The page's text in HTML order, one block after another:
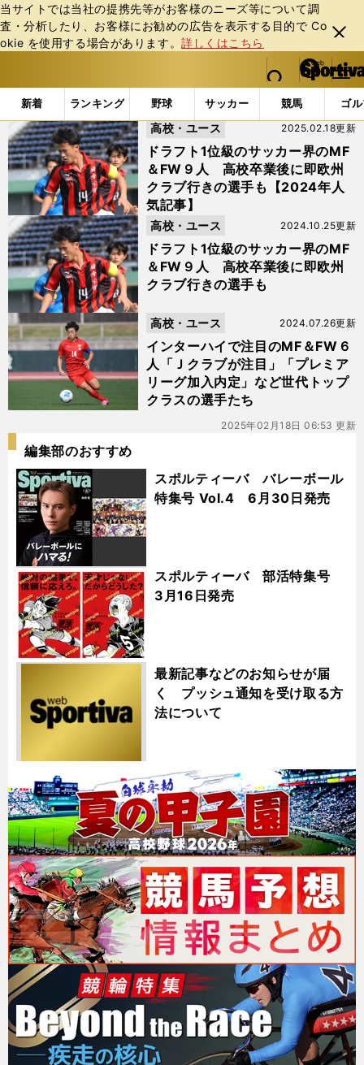
当サイトでは当社の提携先等がお客様のニーズ等について調
査・分析したり、お客様にお勧めの広告を表⽰する⽬的で Co
okie を使⽤する場合があります。詳しくはこちら
閉じ
る
web Sportiva (webスポルティーバ)
検索
マイペ
ー
ジ
メニュ
新着 ランキング 野球 サッカー 競馬 ゴ
b
ス
ポ
ル
テ
ィ
ー
バ
「#安野匠」の最新ニュース・ 情報
ドラフト1位級のサッカー界のMF
＆FW９人 高校卒業後に即欧州
クラブ行きの選手も【2024年人
気記事】
2025.02.18更新
高校・ユース
ドラフト1位級のサッカー界のMF
＆FW９人 高校卒業後に即欧州
クラブ行きの選手も
2024.10.25更新
高校・ユース
インターハイで注目のMF＆FW６
人「Ｊクラブが注目」「プレミア
リーグ加入内定」など世代トップ
クラスの選手たち
2024.07.26更新
高校・ユース
2025年02月18日 06:53 更新
編集部のおすすめ
スポルティーバ バレーボール
特集号 Vol.4 6月30日発売
スポルティーバ 部活特集号
3月16日発売
最新記事などのお知らせが届
く プッシュ通知を受け取る方
法について